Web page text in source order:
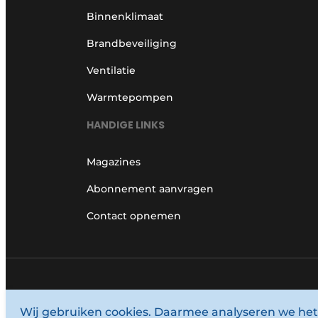
Binnenklimaat
Brandbeveiliging
Ventilatie
Warmtepompen
HANDIGE LINKS
Magazines
Abonnement aanvragen
Contact opnemen
© 1987 - 2026 Louwersmediagroep.
Wij gebruiken cookies. Daarmee analyseren we